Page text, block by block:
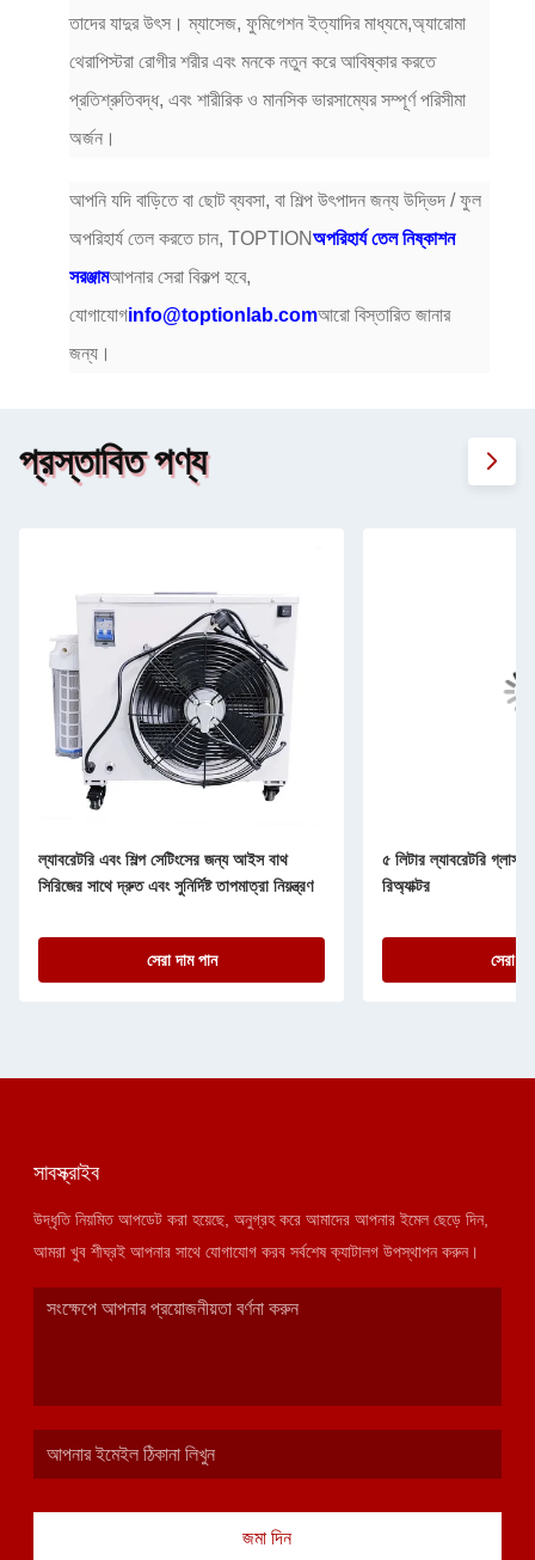
তাদের যাদুর উৎস। ম্যাসেজ, ফুমিগেশন ইত্যাদির মাধ্যমে,অ্যারোমা
থেরাপিস্টরা রোগীর শরীর এবং মনকে নতুন করে আবিষ্কার করতে
প্রতিশ্রুতিবদ্ধ, এবং শারীরিক ও মানসিক ভারসাম্যের সম্পূর্ণ পরিসীমা
অর্জন।
আপনি যদি বাড়িতে বা ছোট ব্যবসা, বা শিল্প উৎপাদন জন্য উদ্ভিদ / ফুল
অপরিহার্য তেল করতে চান, TOPTIONঅপরিহার্য তেল নিষ্কাশন
সরঞ্জামআপনার সেরা বিকল্প হবে,
যোগাযোগinfo@toptionlab.comআরো বিস্তারিত জানার
জন্য।
প্রস্তাবিত পণ্য
ল্যাবরেটরি এবং শিল্প সেটিংসের জন্য আইস বাথ
সিরিজের সাথে দ্রুত এবং সুনির্দিষ্ট তাপমাত্রা নিয়ন্ত্রণ
সেরা দাম পান
৫ লিটার ল্যাবরেটরি গ্লাস
রিঅ্যাক্টর
সেরা
সাবস্ক্রাইব
উদ্ধৃতি নিয়মিত আপডেট করা হয়েছে, অনুগ্রহ করে আমাদের আপনার ইমেল ছেড়ে দিন,
আমরা খুব শীঘ্রই আপনার সাথে যোগাযোগ করব সর্বশেষ ক্যাটালগ উপস্থাপন করুন।
জমা দিন